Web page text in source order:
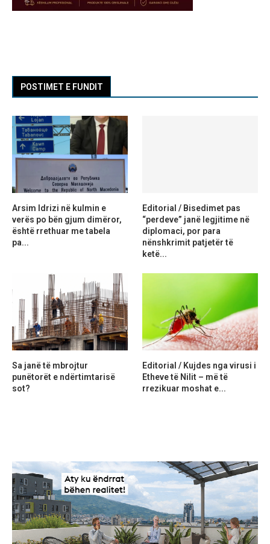
POSTIMET E FUNDIT
Arsim Idrizi në kulmin e
verës po bën gjum dimëror,
është rrethuar me tabela
pa...
Editorial / Bisedimet pas
“perdeve” janë legjitime në
diplomaci, por para
nënshkrimit patjetër të
ketë...
Sa janë të mbrojtur
punëtorët e ndërtimtarisë
sot?
Editorial / Kujdes nga virusi i
Etheve të Nilit – më të
rrezikuar moshat e...